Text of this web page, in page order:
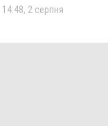
14:48, 2 серпня